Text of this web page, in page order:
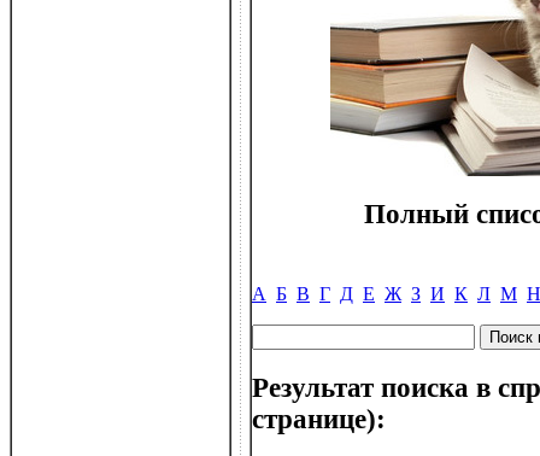
Полный
А Б В Г Д Е Ж З И К Л М Н
Результат поиска в
странице):